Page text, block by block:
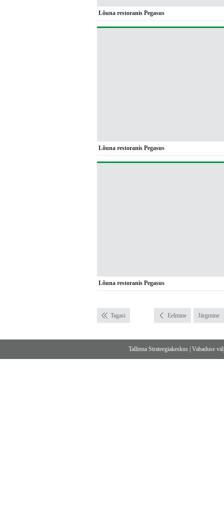
Lõuna restoranis Pegasus
Lõuna restoranis Pegasus
Lõuna restoranis Pegasus
Tagasi Eelmine Järgmine
Tallinna Strateegiakeskus Vabaduse